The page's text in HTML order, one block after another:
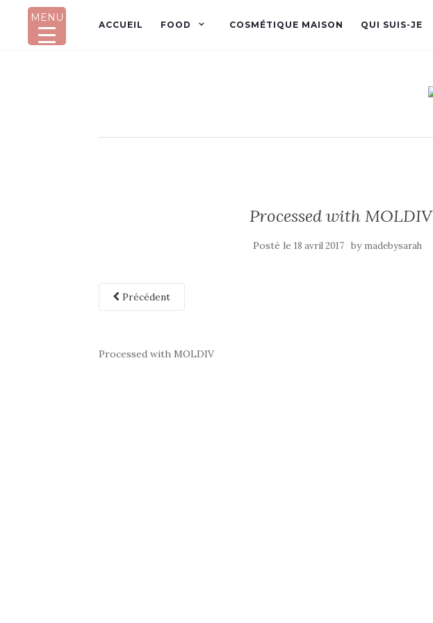
MENU
ACCUEIL FOOD COSMÉTIQUE MAISON QUI SUIS-JE
Processed with MOLDIV
Posté le 18 avril 2017 by madebysarah
Précédent
Processed with MOLDIV